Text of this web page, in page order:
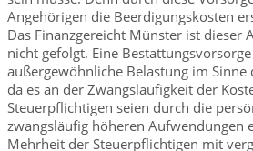
Angehörigen die Beerdigungskosten
Das Finanzgereicht Münster ist dieser
nicht gefolgt. Eine
außergewöhnliche Belastung im Sinne
da es an der Zwangsläufigkeit der
Steuerpflichtigen seien durch die
zwangsläufig höheren Aufwendungen
Mehrheit der Steuerpflichtigen mit